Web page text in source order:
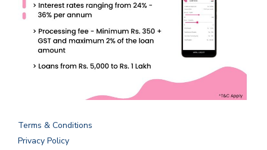
Terms & Conditions
Privacy Policy